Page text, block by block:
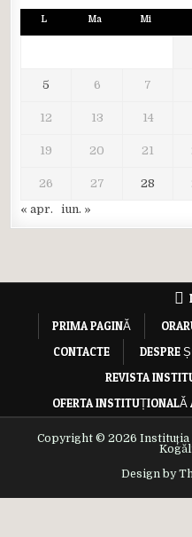
L Ma Mi
5 6 7
12 13 14
19 20 21
26 27 28
« apr.
iun. »
PRIMA PAGINĂ
CONTACTE
DESPRE
REVISTA
OFERTA INSTITUȚIONALĂ
Copyright © 2026 Instituția
Design by